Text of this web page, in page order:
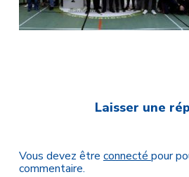
Laisser une
Vous devez être connecté pour
commentaire.